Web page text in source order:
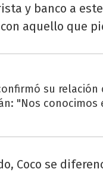
y banco a
aquello que
su relación
"Nos conocimos
Coco se